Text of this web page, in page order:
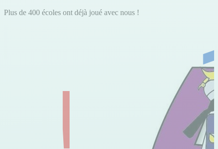
Plus de 400 écoles ont déjà joué avec nous !